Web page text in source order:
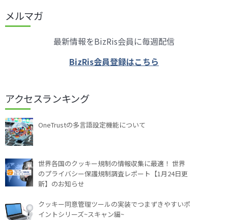
メルマガ
最新情報をBizRis会員に毎週配信
BizRis会員登録はこちら
アクセスランキング
OneTrustの多言語設定機能について
世界各国のクッキー規制の情報収集に最適！ 世界
のプライバシー保護規制調査レポート【1月24日更
新】のお知らせ
クッキー同意管理ツールの実装でつまずきやすいポ
イントシリーズ~スキャン編~